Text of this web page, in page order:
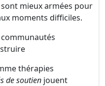
mieux armées pour
moments difficiles.
thérapies
de soutien jouent